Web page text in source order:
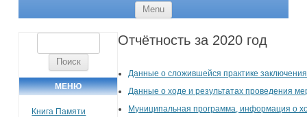
Menu
МЕНЮ
Книга Памяти
Отчётность за 2020 год
Данные о сложившейся практике
Данные о ходе и результатах проведения
Муниципальная программа, информация о